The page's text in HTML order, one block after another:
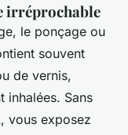
irréprochable
le ponçage ou
souvent
de vernis,
inhalées. Sans
vous exposez